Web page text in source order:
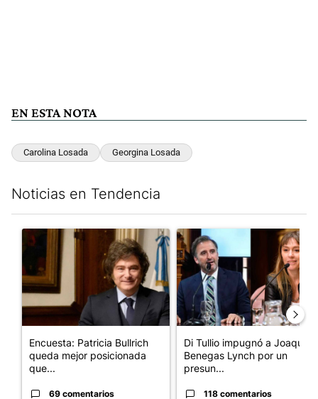
EN ESTA NOTA
Carolina Losada Georgina Losada
Noticias en Tendencia
Un artículo de tendencia con el título "Encuesta: Patricia
Encuesta: Patricia Bullrich
queda mejor posicionada
que...
69 comentarios
Un artículo de tendencia con
Di Tullio impugnó a Joaquín
Benegas Lynch por un
presun...
118 comentarios